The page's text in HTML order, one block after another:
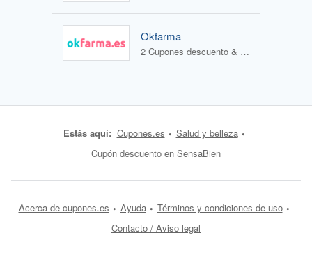
Okfarma
2 Cupones descuento & 1 Oferta
Estás aquí: Cupones.es
Salud y belleza
Cupón descuento en SensaBien
Acerca de cupones.es Ayuda
Términos y condiciones de uso
Contacto / Aviso legal